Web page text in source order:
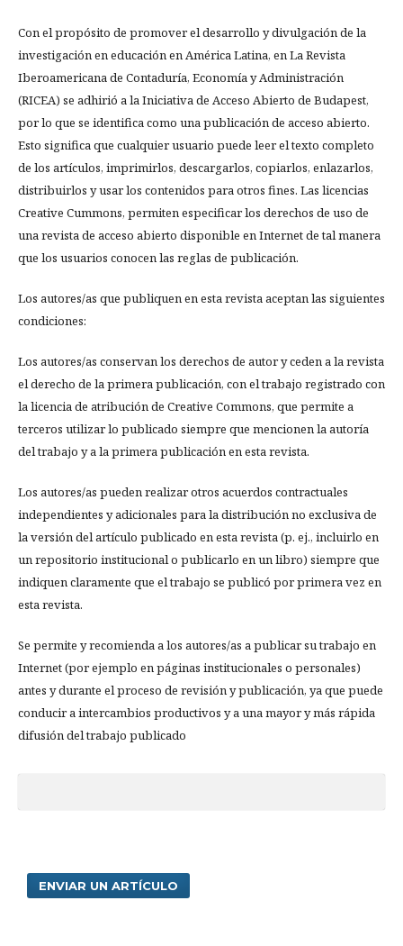
Con el propósito de promover el desarrollo y divulgación de la
investigación en educación en América Latina, en La Revista
Iberoamericana de Contaduría, Economía y Administración
(RICEA) se adhirió a la Iniciativa de Acceso Abierto de Budapest,
por lo que se identifica como una publicación de acceso abierto.
Esto significa que cualquier usuario puede leer el texto completo
de los artículos, imprimirlos, descargarlos, copiarlos, enlazarlos,
distribuirlos y usar los contenidos para otros fines. Las licencias
Creative Cummons, permiten especificar los derechos de uso de
una revista de acceso abierto disponible en Internet de tal manera
que los usuarios conocen las reglas de publicación.
Los autores/as que publiquen en esta revista aceptan las siguientes
condiciones:
Los autores/as conservan los derechos de autor y ceden a la revista
el derecho de la primera publicación, con el trabajo registrado con
la licencia de atribución de Creative Commons, que permite a
terceros utilizar lo publicado siempre que mencionen la autoría
del trabajo y a la primera publicación en esta revista.
Los autores/as pueden realizar otros acuerdos contractuales
independientes y adicionales para la distribución no exclusiva de
la versión del artículo publicado en esta revista (p. ej., incluirlo en
un repositorio institucional o publicarlo en un libro) siempre que
indiquen claramente que el trabajo se publicó por primera vez en
esta revista.
Se permite y recomienda a los autores/as a publicar su trabajo en
Internet (por ejemplo en páginas institucionales o personales)
antes y durante el proceso de revisión y publicación, ya que puede
conducir a intercambios productivos y a una mayor y más rápida
difusión del trabajo publicado
ENVIAR UN ARTÍCULO